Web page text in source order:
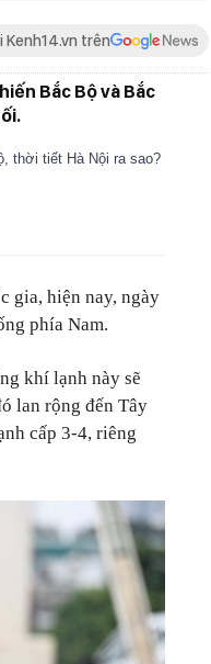
Kenh14.vn trên
Bắc Bộ và Bắc
thời tiết Hà Nội ra sao?
gia, hiện nay, ngày
phía Nam.
khí lạnh này sẽ
lan rộng đến Tây
cấp 3-4, riêng